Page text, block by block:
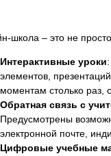
школа – это не
Интерактивные уроки
элементов,
моментам столько раз,
Обратная связь с
Предусмотрены
электронной почте,
Цифровые учебные